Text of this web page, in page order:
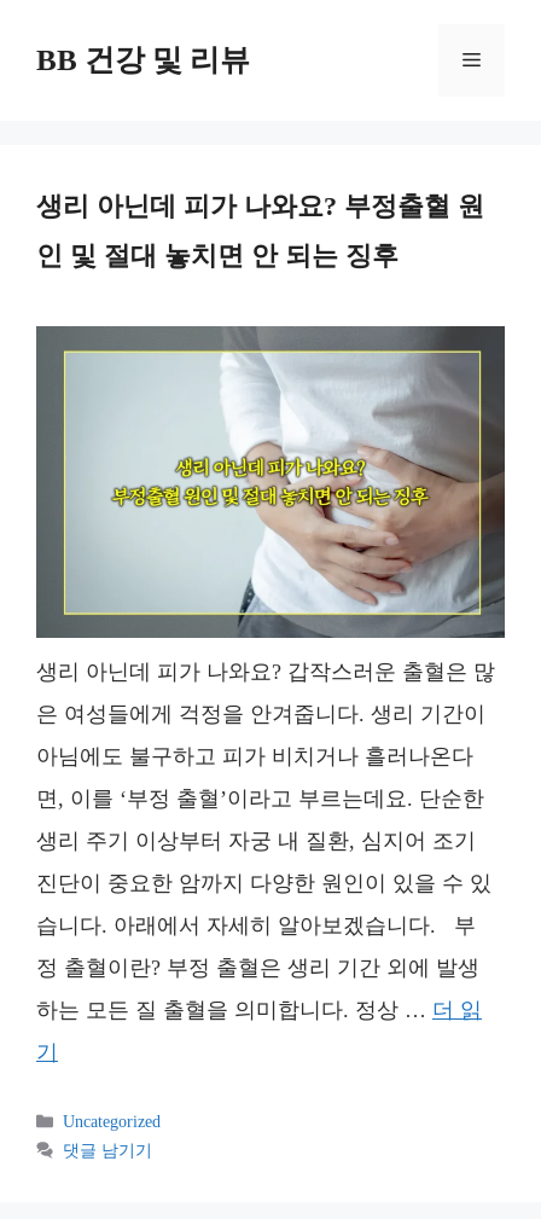
BB 건강 및 리뷰 메
생리 아닌데 피가 나와요? 부정출혈 원
인 및 절대 놓치면 안 되는 징후
생리 아닌데 피가 나와요? 갑작스러운 출혈은 많
은 여성들에게 걱정을 안겨줍니다. 생리 기간이
아님에도 불구하고 피가 비치거나 흘러나온다
면, 이를 ‘부정 출혈’이라고 부르는데요. 단순한
생리 주기 이상부터 자궁 내 질환, 심지어 조기
진단이 중요한 암까지 다양한 원인이 있을 수 있
습니다. 아래에서 자세히 알아보겠습니다. 부
정 출혈이란? 부정 출혈은 생리 기간 외에 발생
하는 모든 질 출혈을 의미합니다. 정상 … 더 읽
기
카
테
Uncategorized
댓글 남기기